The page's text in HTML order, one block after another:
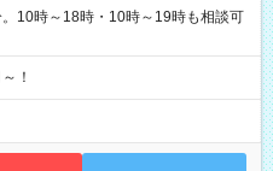
10時～18時・10時～19時も相談可
！